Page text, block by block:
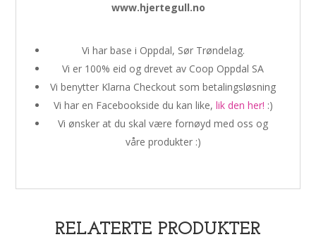
www.hjertegull.no
Vi har base i Oppdal, Sør Trøndelag.
Vi er 100% eid og drevet av Coop Oppdal SA
Vi benytter Klarna Checkout som betalingsløsning
Vi har en Facebookside du kan like, lik den her! :)
Vi ønsker at du skal være fornøyd med oss og
våre produkter :)
RELATERTE PRODUKTER